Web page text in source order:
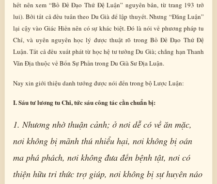
hết nên xem “Bồ Đề Đạo Thứ Đệ Luận” nguyên bản, từ trang 193 trở
lui). Bởi tất cả đều tuân theo Du Già để lập thuyết. Nhưng “Đăng Luận”
lại cậy vào Giác Hiền nên có sự khác biệt. Đó là nói về phương pháp tu
Chỉ, và uyên nguyên học lý được thuật rõ trong Bồ Đề Đạo Thứ Đệ
Luận. Tất cả đều xuất phát từ học hệ tư tưởng Du Già; chẳng hạn Thanh
Văn Địa thuộc về Bổn Sự Phần trong Du Già Sư Địa Luận.
Nay xin giới thiệu danh tướng được nói đến trong bộ Lược Luận:
I. Sáu tư lương tu Chỉ, tức sáu công tác cần chuẩn bị:
1. Nhương nhờ thuận cảnh; ở nơi dễ có về ăn mặc,
nơi không bị mãnh thú nhiểu hại, nơi không bị oán
ma phá phách, nơi không đưa đến bệnh tật, nơi có
thiện hữu tri thức trợ giúp, nơi không bị sự huyên náo